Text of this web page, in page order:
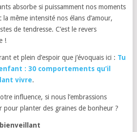
absorbe si puissamment nos moments
la même intensité nos élans d’amour,
de tendresse. C’est le revers
!
et plein d’espoir que j’évoquais ici : Tu
: 30 comportements qu’il
vivre.
influence, si nous l’embrassions
pour planter des graines de bonheur ?